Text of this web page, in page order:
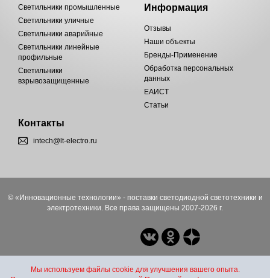
Светильники промышленные
Светильники уличные
Светильники аварийные
Светильники линейные
профильные
Светильники
взрывозащищенные
Информация
Отзывы
Наши объекты
Бренды-Применение
Обработка персональных
данных
ЕАИСТ
Статьи
Контакты
intech@lt-electro.ru
© «Инновационные технологии» - поставки светодиодной светотехники и
электротехники. Все права защищены 2007-2026 г.
Мы используем файлы cookie для улучшения вашего опыта.